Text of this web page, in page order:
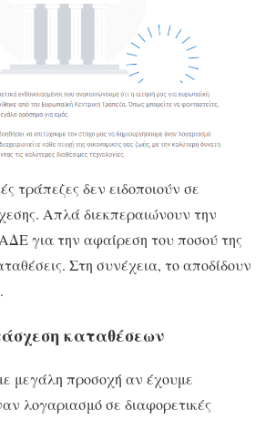
τράπεζες δεν ειδοποιούν σε
Απλά διεκπεραιώνουν την
για την αφαίρεση του ποσού της
Στη συνέχεια, το αποδίδουν
καταθέσεων
μεγάλη προσοχή αν έχουμε
λογαριασμό σε διαφορετικές